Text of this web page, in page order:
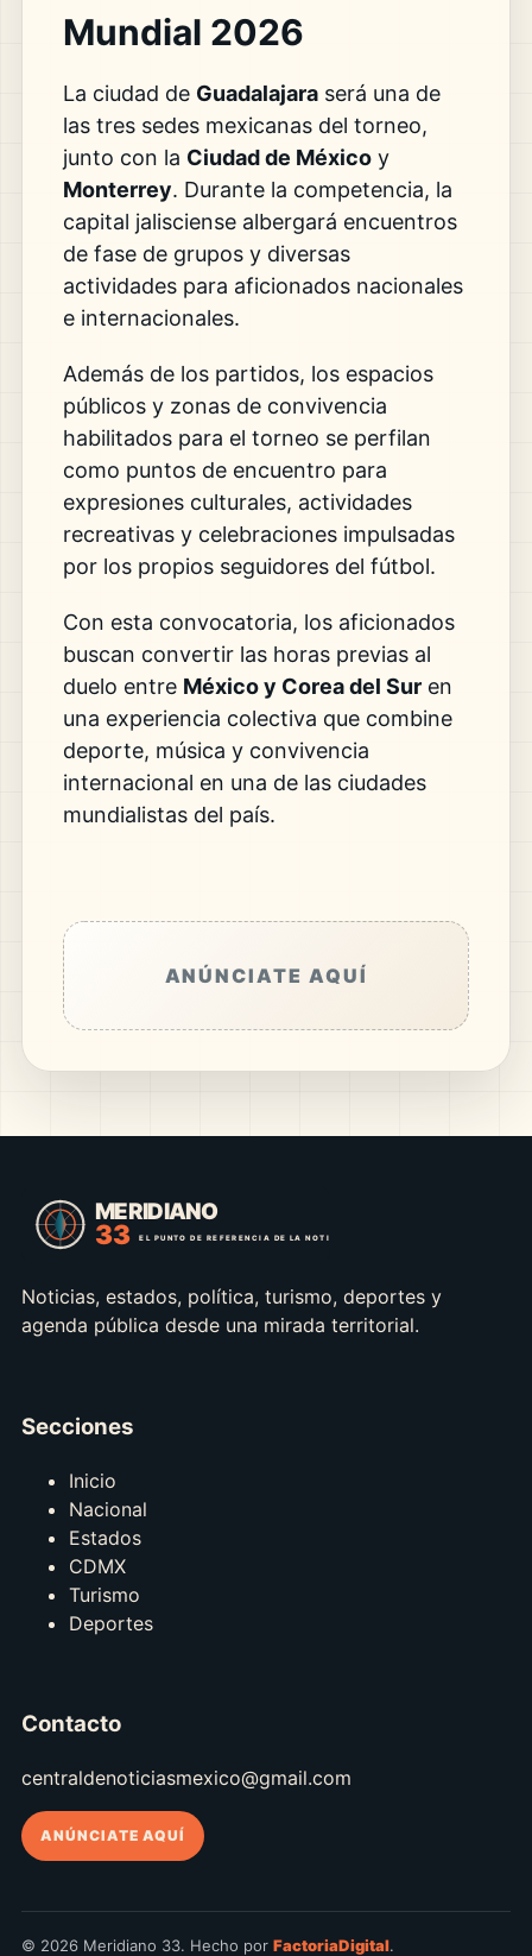
Mundial 2026
La ciudad de Guadalajaraserá una de
las tres sedes mexicanas del torneo,
junto con la Ciudad de Méxicoy
Monterrey. Durante la competencia, la
capital jalisciense albergará encuentros
de fase de grupos y diversas
actividades para aficionados nacionales
e internacionales.
Además de los partidos, los espacios
públicos y zonas de convivencia
habilitados para el torneo se perfilan
como puntos de encuentro para
expresiones culturales, actividades
recreativas y celebraciones impulsadas
por los propios seguidores del fútbol.
Con esta convocatoria, los aficionados
buscan convertir las horas previas al
duelo entre México y Corea del Suren
una experiencia colectiva que combine
deporte, música y convivencia
internacional en una de las ciudades
mundialistas del país.
ANÚNCIATE AQUÍ
Noticias, estados, política, turismo, deportes y
agenda pública desde una mirada territorial.
Secciones
Inicio
Nacional
Estados
CDMX
Turismo
Deportes
Contacto
centraldenoticiasmexico@gmail.com
ANÚNCIATE AQUÍ
© 2026 Meridiano 33. Hecho por FactoriaDigital.